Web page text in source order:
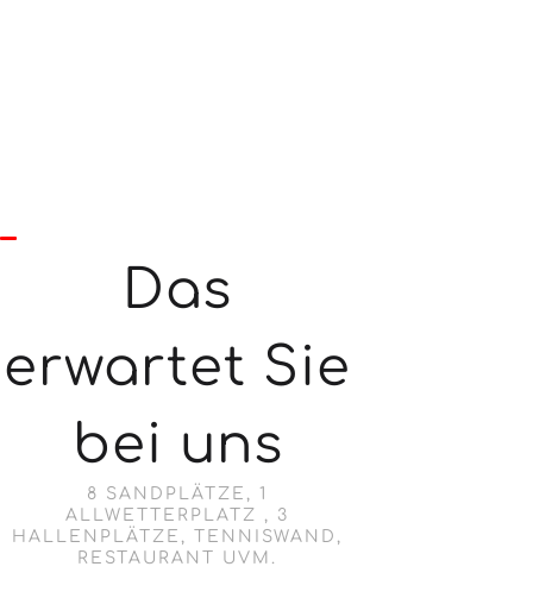
Das
erwartet Sie
bei uns
8 SANDPLÄTZE, 1
ALLWETTERPLATZ , 3
HALLENPLÄTZE, TENNISWAND,
RESTAURANT UVM.